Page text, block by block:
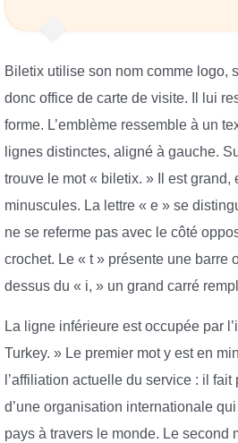
Biletix utilise son nom comme logo,
donc office de carte de visite. Il lui
forme. L’emblème ressemble à un
lignes distinctes, aligné à gauche.
trouve le mot « biletix. » Il est grand,
minuscules. La lettre « e » se
ne se referme pas avec le côté
crochet. Le « t » présente une barre
dessus du « i, » un grand carré
La ligne inférieure est occupée par
Turkey. » Le premier mot y est en
l’affiliation actuelle du service : il
d’une organisation internationale
pays à travers le monde. Le second